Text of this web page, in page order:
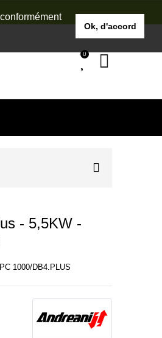
Ok, d'accord
0
- 5,5KW -
1000/DB4.PLUS